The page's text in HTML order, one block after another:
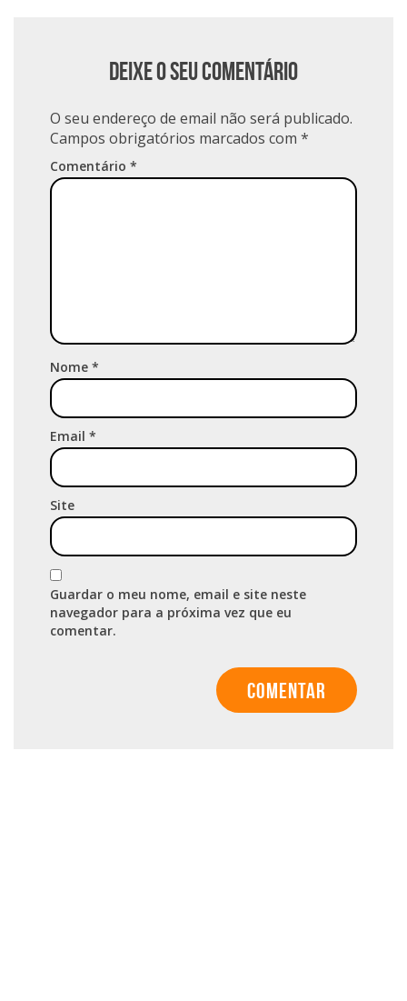
Deixe o seu comentário
O seu endereço de email não será publicado.
Campos obrigatórios marcados com *
Comentário *
Nome *
Email *
Site
Guardar o meu nome, email e site neste
navegador para a próxima vez que eu
comentar.